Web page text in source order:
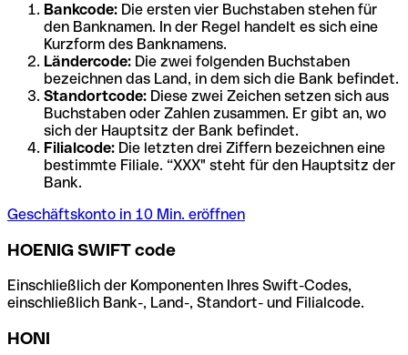
Bankcode: Die ersten vier Buchstaben stehen für
den Banknamen. In der Regel handelt es sich eine
Kurzform des Banknamens.
Ländercode: Die zwei folgenden Buchstaben
bezeichnen das Land, in dem sich die Bank befindet.
Standortcode: Diese zwei Zeichen setzen sich aus
Buchstaben oder Zahlen zusammen. Er gibt an, wo
sich der Hauptsitz der Bank befindet.
Filialcode: Die letzten drei Ziffern bezeichnen eine
bestimmte Filiale. “XXX" steht für den Hauptsitz der
Bank.
Geschäftskonto in 10 Min. eröffnen
HOENIG SWIFT code
Einschließlich der Komponenten Ihres Swift-Codes,
einschließlich Bank-, Land-, Standort- und Filialcode.
HONI